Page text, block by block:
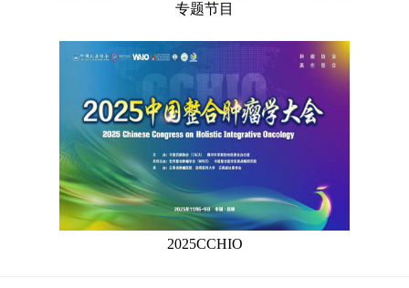
专题节目
2025CCHIO